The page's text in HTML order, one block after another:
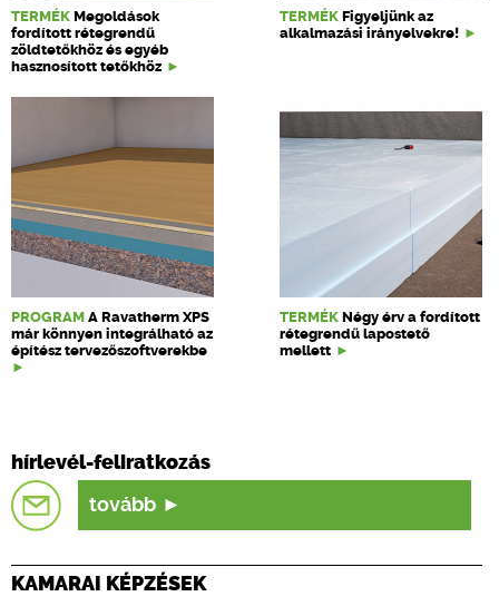
TERMÉK Megoldások
fordított rétegrendű
zöldtetőkhöz és egyéb
hasznosított tetőkhöz
TERMÉK Figyeljünk az
alkalmazási irányelvekre!
PROGRAM A Ravatherm XPS
már könnyen integrálható az
építész tervezőszoftverekbe
TERMÉK Négy érv a fordított
rétegrendű lapostető
mellett
hírlevél-feliratkozás
tovább
KAMARAI KÉPZÉSEK